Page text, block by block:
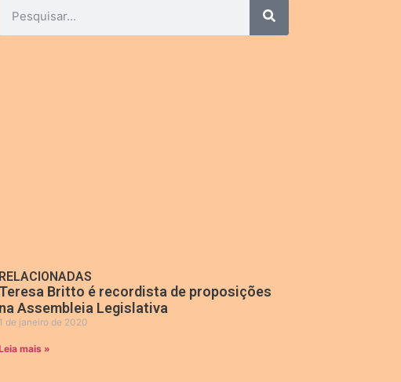
RELACIONADAS
Teresa Britto é recordista de proposições
na Assembleia Legislativa
1 de janeiro de 2020
mais »